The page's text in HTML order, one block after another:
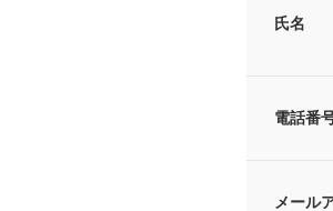
氏名
電話番
メール